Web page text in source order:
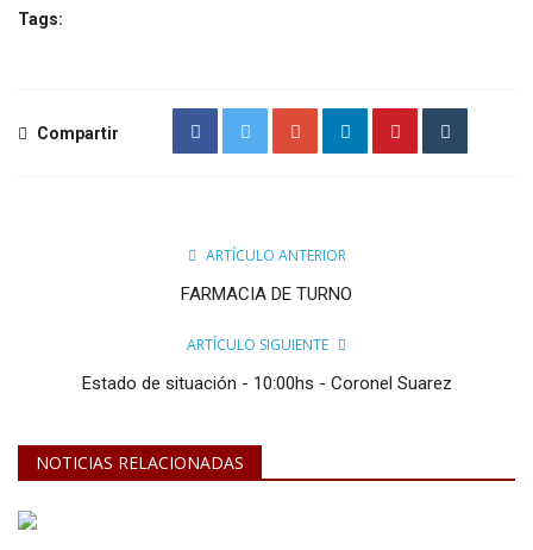
Tags:
Compartir
ARTÍCULO ANTERIOR
FARMACIA DE TURNO
ARTÍCULO SIGUIENTE
Estado de situación - 10:00hs - Coronel Suarez
NOTICIAS RELACIONADAS